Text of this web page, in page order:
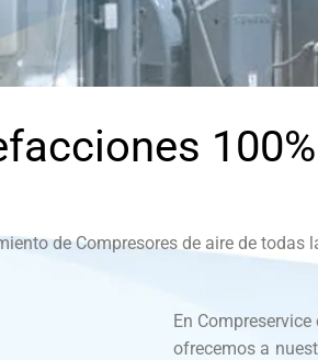
de Compresores de aire de todas
En
ofrecemos a